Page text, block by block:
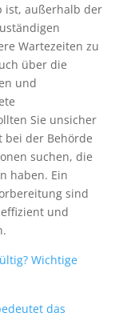
ist, außerhalb der
Wartezeiten zu
über die
und
Sie unsicher
bei der Behörde
suchen, die
haben. Ein
sind
und
Wichtige
das